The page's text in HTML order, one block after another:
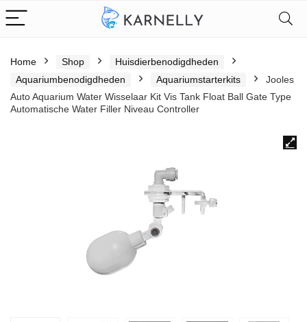
Home Shop
Huisdierbenodigdheden
Aquariumbenodigdheden
Aquariumstarterkits
Jooles
Auto Aquarium Water Wisselaar Kit Vis Tank Float Ball Gate Type
Automatische Water Filler Niveau Controller